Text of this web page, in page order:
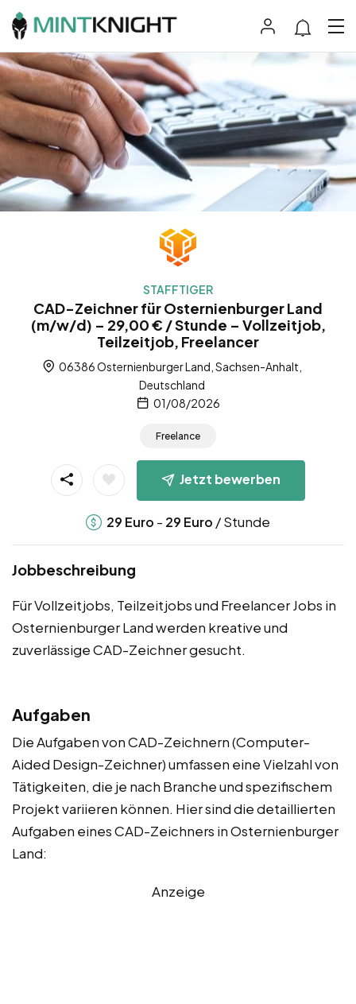
STAFFTIGER
CAD-Zeichner für Osternienburger Land
(m/w/d) – 29,00 € / Stunde – Vollzeitjob,
Teilzeitjob, Freelancer
06386 Osternienburger Land, Sachsen-Anhalt,
Deutschland
01/08/2026
Freelance
Jetzt bewerben
29 Euro - 29 Euro / Stunde
Jobbeschreibung
Für Vollzeitjobs, Teilzeitjobs und Freelancer Jobs in
Osternienburger Land werden kreative und
zuverlässige CAD-Zeichner gesucht.
Aufgaben
Die Aufgaben von CAD-Zeichnern (Computer-
Aided Design-Zeichner) umfassen eine Vielzahl von
Tätigkeiten, die je nach Branche und spezifischem
Projekt variieren können. Hier sind die detaillierten
Aufgaben eines CAD-Zeichners in Osternienburger
Land:
Anzeige